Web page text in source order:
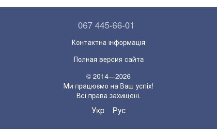
067 445-66-01
Контактна інформація
Полная версия сайта
© 2014—2026
Ми працюємо на Ваш успіх!
Всі права захищені.
Укр Рус